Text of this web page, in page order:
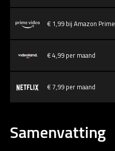
€ 1,99 bij Amazon Prime
€ 4,99 per maand
€ 7,99 per maand
Samenvatting